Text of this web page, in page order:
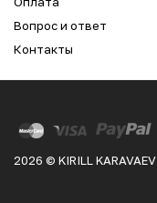
Вопрос и ответ
Контакты
2026 © KIRILL KARAVAEV